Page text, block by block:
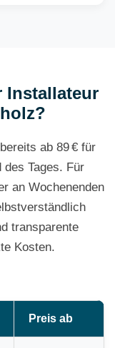
Installateur
ab 89 € für
des Tages. Für
an Wochenenden
transparente
Kosten.
Preis ab